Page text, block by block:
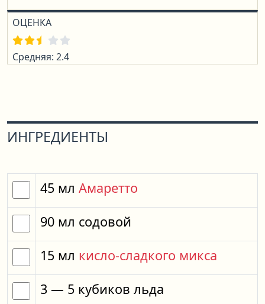
ОЦЕНКА
Средняя: 2.4
ИНГРЕДИЕНТЫ
45 мл Амаретто
90 мл содовой
15 мл кисло-сладкого микса
3 — 5 кубиков льда